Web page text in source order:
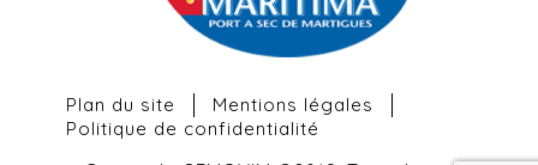
Plan du site
Mentions légales
Politique de confidentialité